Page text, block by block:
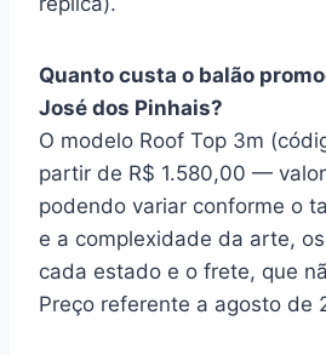
Quanto custa o balão
José dos Pinhais?
O modelo Roof Top 3m
partir de R$ 1.580,00 —
podendo variar conforme o
e a complexidade da arte,
cada estado e o frete, que
Preço referente a agosto de